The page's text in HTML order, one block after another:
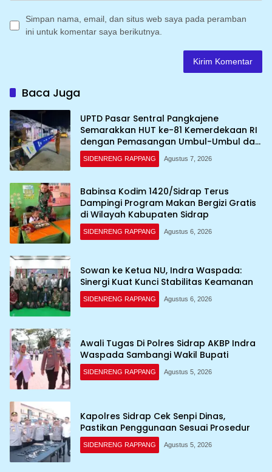
Simpan nama, email, dan situs web saya pada peramban
ini untuk komentar saya berikutnya.
Baca Juga
UPTD Pasar Sentral Pangkajene
Semarakkan HUT ke-81 Kemerdekaan RI
dengan Pemasangan Umbul-Umbul dan
Dekorasi Merah Putih
SIDENRENG RAPPANG Agustus 7, 2026
Babinsa Kodim 1420/Sidrap Terus
Dampingi Program Makan Bergizi Gratis
di Wilayah Kabupaten Sidrap
SIDENRENG RAPPANG Agustus 6, 2026
Sowan ke Ketua NU, Indra Waspada:
Sinergi Kuat Kunci Stabilitas Keamanan
SIDENRENG RAPPANG Agustus 6, 2026
Awali Tugas Di Polres Sidrap AKBP Indra
Waspada Sambangi Wakil Bupati
SIDENRENG RAPPANG Agustus 5, 2026
Kapolres Sidrap Cek Senpi Dinas,
Pastikan Penggunaan Sesuai Prosedur
SIDENRENG RAPPANG Agustus 5, 2026